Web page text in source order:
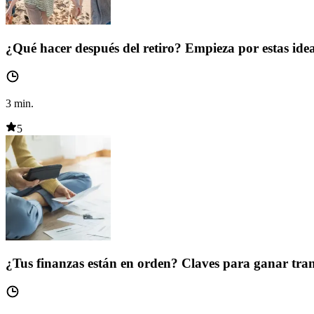
¿Qué hacer después del retiro? Empieza por estas
3 min.
5
¿Tus finanzas están en orden? Claves para ganar